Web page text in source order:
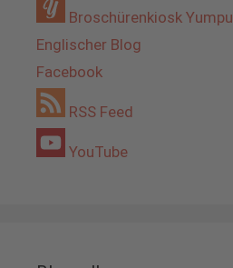
Broschürenkiosk Yumpu
Englischer Blog
Facebook
RSS Feed
YouTube